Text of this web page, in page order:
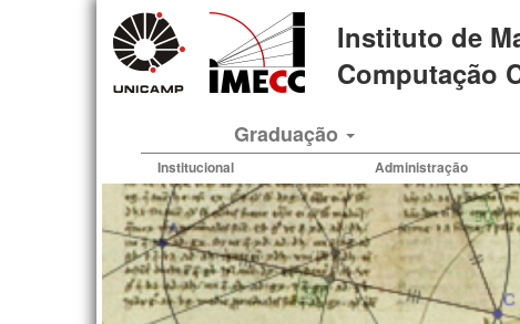
Instituto de
Computação
Graduação
Institucional Administração